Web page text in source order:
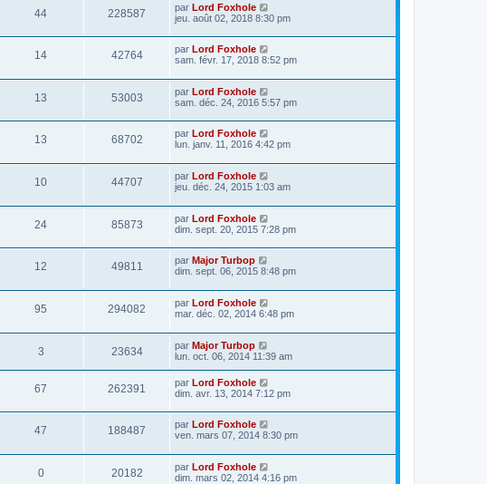
g
e
e
s
s
g
44 228587 par Lord Foxhole
jeu. août 02, 2018 8:30 pm
14 42764 par Lord Foxhole
sam. févr. 17, 2018 8:52 pm
13 53003 par Lord Foxhole
sam. déc. 24, 2016 5:57 pm
13 68702 par Lord Foxhole
lun. janv. 11, 2016 4:42 pm
10 44707 par Lord Foxhole
jeu. déc. 24, 2015 1:03 am
24 85873 par Lord Foxhole
dim. sept. 20, 2015 7:28 pm
12 49811 par Major Turbop
dim. sept. 06, 2015 8:48 pm
95 294082 par Lord Foxhole
mar. déc. 02, 2014 6:48 pm
3 23634 par Major Turbop
lun. oct. 06, 2014 11:39 am
67 262391 par Lord Foxhole
dim. avr. 13, 2014 7:12 pm
47 188487 par Lord Foxhole
ven. mars 07, 2014 8:30 pm
0 20182 par Lord Foxhole
dim. mars 02, 2014 4:16 pm